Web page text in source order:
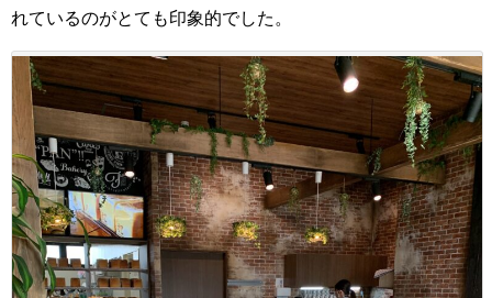
れているのがとても印象的でした。